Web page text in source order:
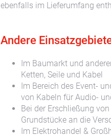
ebenfalls im Lieferumfang
Andere
Im Baumarkt und
Ketten, Seile und Kabel
Im Bereich des Event-
von Kabeln für Audio-
Bei der Erschließung
Grundstücke an die
Im Elektrohandel &